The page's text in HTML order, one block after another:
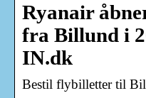
Ryanair
fra Billund i
IN.dk
Bestil flybilletter til